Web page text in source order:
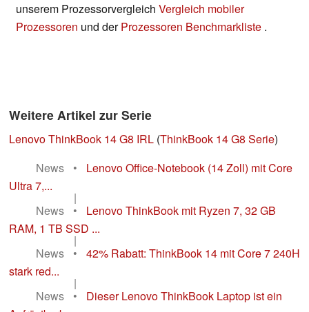
unserem Prozessorvergleich Vergleich mobiler
Prozessoren und derProzessoren Benchmarkliste .
Weitere Artikel zur Serie
Lenovo ThinkBook 14 G8 IRL (ThinkBook 14 G8 Serie)
News
•
Lenovo Office-Notebook (14 Zoll) mit Core
Ultra 7,...
|
News
•
Lenovo ThinkBook mit Ryzen 7, 32 GB
RAM, 1 TB SSD ...
|
News
•
42% Rabatt: ThinkBook 14 mit Core 7 240H
stark red...
|
News
•
Dieser Lenovo ThinkBook Laptop ist ein